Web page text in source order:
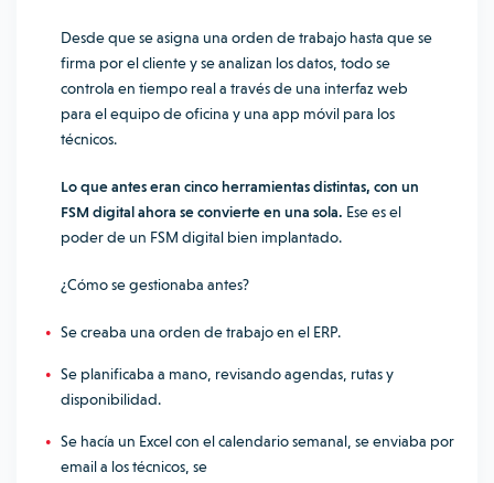
Desde que se asigna una orden de trabajo hasta que se
firma por el cliente y se analizan los datos, todo se
controla en tiempo real a través de una interfaz web
para el equipo de oficina y una app móvil para los
técnicos.
Lo que antes eran cinco herramientas distintas, con un
FSM digital ahora se convierte en una sola. Ese es el
poder de un FSM digital bien implantado.
¿Cómo se gestionaba antes?
Se creaba una orden de trabajo en el ERP.
Se planificaba a mano, revisando agendas, rutas y
disponibilidad.
Se hacía un Excel con el calendario semanal, se enviaba por
email a los técnicos, se